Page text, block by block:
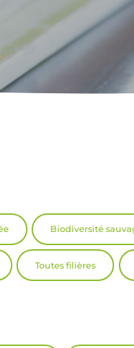
Biodiversité
Toutes filières